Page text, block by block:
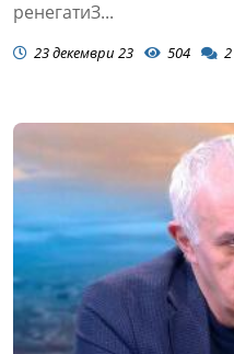
ренегатиЗ...
23 декември 23 504 2